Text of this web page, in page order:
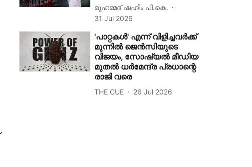
മുഹമ്മദ് ഷഹീം പി.കെ.
31 Jul 2026
'പാറ്റകള്‍' എന്ന് വിളിച്ചവര്‍ക്ക്
മുന്നില്‍ ജെന്‍സിയുടെ
വിജയം, സോഷ്യൽ മീഡിയ
മുതൽ ധർമേന്ദ്ര പ്രധാന്റെ
രാജി വരെ
THE CUE 26 Jul 2026